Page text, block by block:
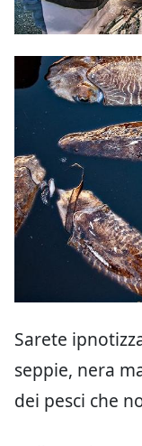
Sarete
seppie, nera
dei pesci che